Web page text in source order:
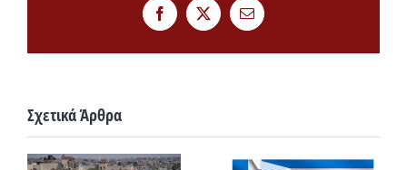
FacebookTwitterEmail
Σχετικά Άρθρα